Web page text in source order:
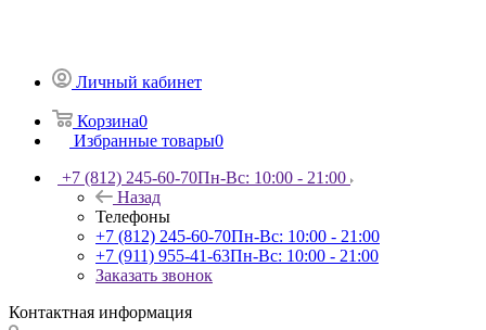
Личный кабинет
Корзина0
Избранные товары0
+7 (812) 245-60-70Пн-Вс: 10:00 - 21:00
Назад
Телефоны
+7 (812) 245-60-70Пн-Вс: 10:00 - 21:00
+7 (911) 955-41-63Пн-Вс: 10:00 - 21:00
Заказать звонок
Контактная информация